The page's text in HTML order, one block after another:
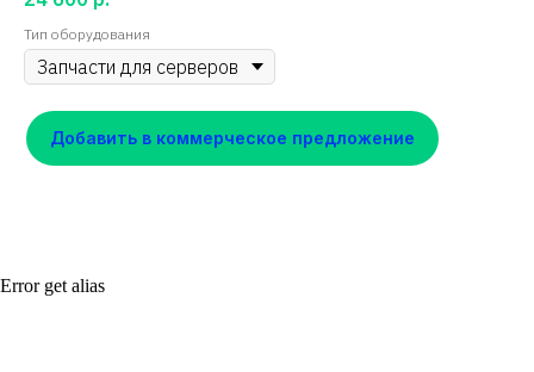
Тип оборудования
Добавить в коммерческое предложение
Error get alias